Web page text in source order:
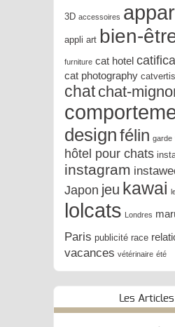
3D accessoires
appli art bien-
furniture cat hotel
cat photography
chat chat-
designfélin garde
hôtel pour chats
instagram
Japon jeu kawai
lolcats Londres
Paris publicité race
vacances vétérinaire été
Les